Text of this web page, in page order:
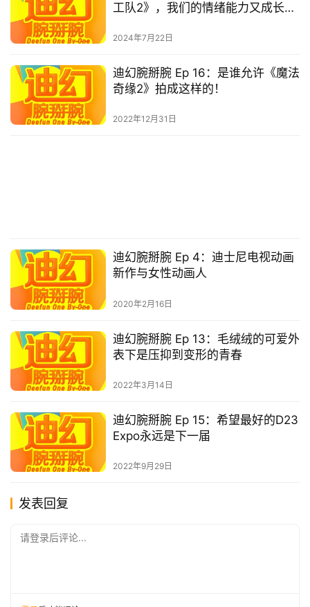
工队2》，我们的情绪能力又成长了
2024年7月22日
迪幻腕掰腕 Ep 16：是谁允许《魔法
奇缘2》拍成这样的！
2022年12月31日
迪幻腕掰腕 Ep 4：迪士尼电视动画
新作与女性动画人
2020年2月16日
迪幻腕掰腕 Ep 13：毛绒绒的可爱外
表下是压抑到变形的青春
2022年3月14日
迪幻腕掰腕 Ep 15：希望最好的D23
Expo永远是下一届
2022年9月29日
发表回复
请登录后评论...